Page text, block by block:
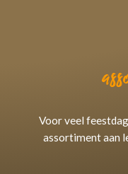
Voor veel
assortiment aan